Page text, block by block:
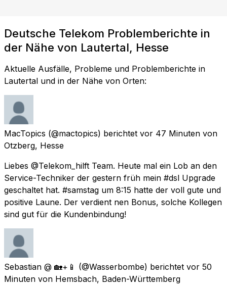
Deutsche Telekom Problemberichte in
der Nähe von Lautertal, Hesse
Aktuelle Ausfälle, Probleme und Problemberichte in
Lautertal und in der Nähe von Orten:
MacTopics (@mactopics) berichtet vor 47 Minuten von
Otzberg, Hesse
Liebes @Telekom_hilft Team. Heute mal ein Lob an den
Service-Techniker der gestern früh mein #dsl Upgrade
geschaltet hat. #samstag um 8:15 hatte der voll gute und
positive Laune. Der verdient nen Bonus, solche Kollegen
sind gut für die Kundenbindung!
Sebastian @ 🏡+📱 (@Wasserbombe) berichtet vor 50
Minuten von Hemsbach, Baden-Württemberg